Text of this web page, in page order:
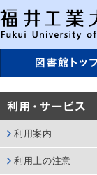
利用案内
利用上の注意